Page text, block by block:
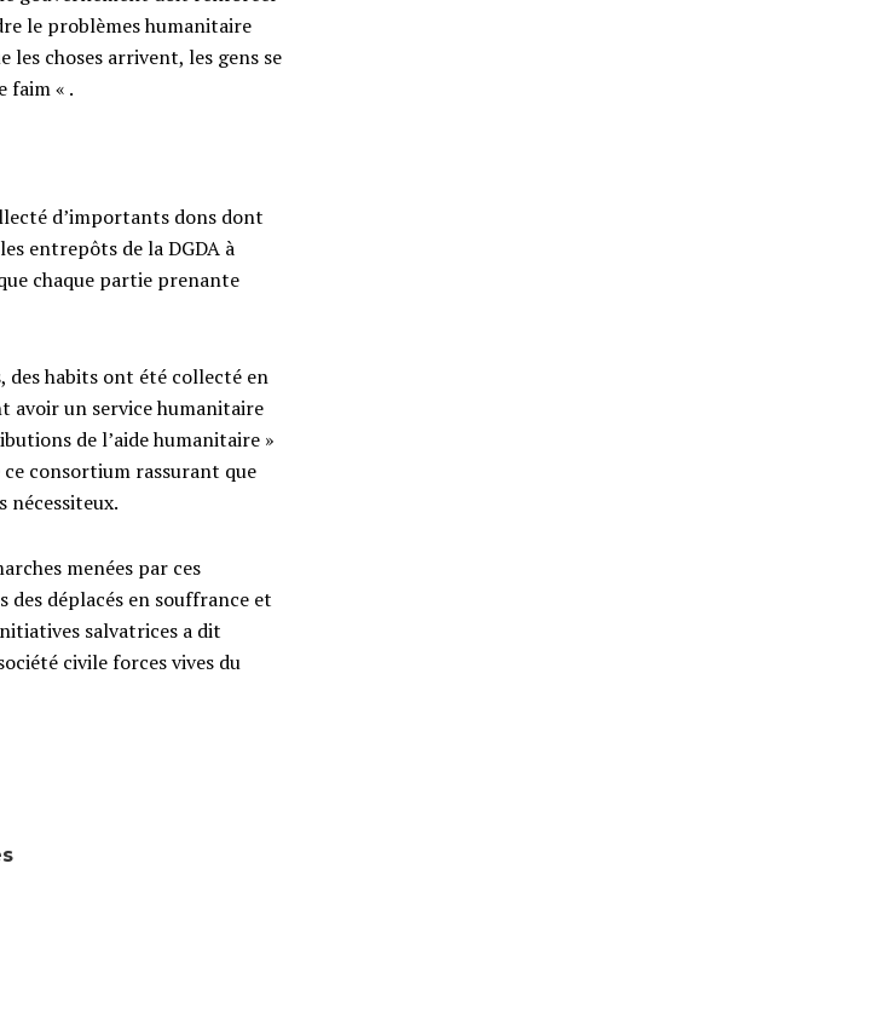
le problèmes humanitaire
choses arrivent, les gens se
faim « .
d’importants dons dont
entrepôts de la DGDA à
chaque partie prenante
des habits ont été collecté en
avoir un service humanitaire
de l’aide humanitaire »
consortium rassurant que
nécessiteux.
menées par ces
déplacés en souffrance et
salvatrices a dit
civile forces vives du